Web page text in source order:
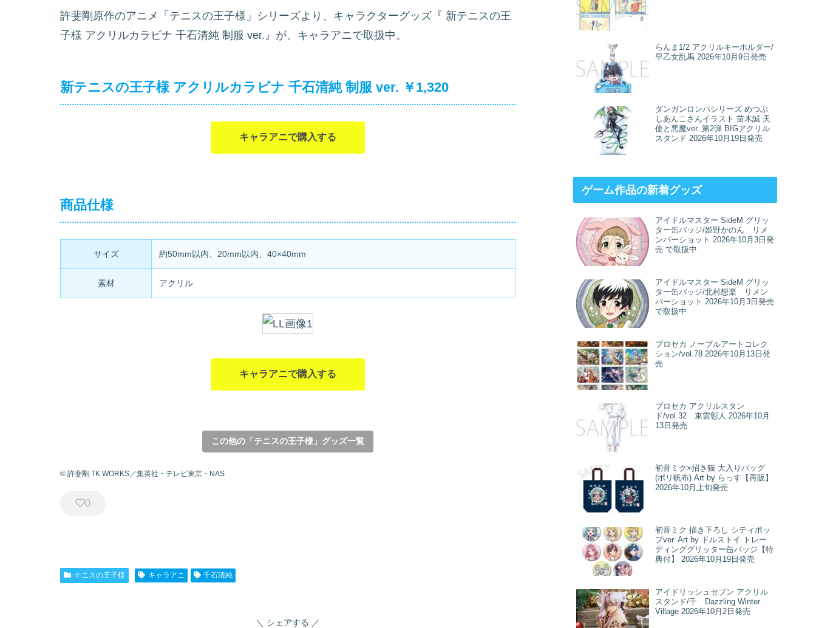
許斐剛原作のアニメ「テニスの王子様」シリーズより、キャラクターグッズ『 新テニスの王
子様 アクリルカラビナ 千石清純 制服 ver.』が、キャラアニで取扱中。
新テニスの王子様 アクリルカラビナ 千石清純 制服 ver. ￥1,320
キャラアニで購入する
商品仕様
サイズ 約50mm以内、20mm以内、40×40mm
素材 アクリル
キャラアニで購入する
この他の「テニスの王子様」グッズ一覧
© 許斐剛 TK WORKS／集英社・テレビ東京・NAS
0
テニスの王子様 キャラアニ 千石清純
シェアする
らんま1/2 アクリルキーホルダー/
早乙女乱馬 2026年10月9日発売
ダンガンロンパシリーズ めつぶ
しあんこさんイラスト 苗木誠 天
使と悪魔ver. 第2弾 BIGアクリル
スタンド 2026年10月19日発売
ゲーム作品の新着グッズ
アイドルマスター SideM グリッ
ター缶バッジ/姫野かのん リメ
ンバーショット 2026年10月3日発
売 で取扱中
アイドルマスター SideM グリッ
ター缶バッジ/北村想楽 リメン
バーショット 2026年10月3日発売
で取扱中
プロセカ ノーブルアートコレク
ション/vol.78 2026年10月13日発
売
プロセカ アクリルスタン
ド/vol.32 東雲彰人 2026年10月
13日発売
初音ミク×招き猫 大入りバッグ
(ポリ帆布) Art by らっす【再販】
2026年10月上旬発売
初音ミク 描き下ろし シティポッ
プver. Art by ドルストイ トレー
ディンググリッター缶バッジ【特
典付】 2026年10月19日発売
アイドリッシュセブン アクリル
スタンド/千 Dazzling Winter
Village 2026年10月2日発売